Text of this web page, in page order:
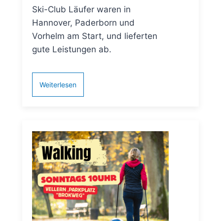
Ski-Club Läufer waren in
Hannover, Paderborn und
Vorhelm am Start, und lieferten
gute Leistungen ab.
Weiterlesen